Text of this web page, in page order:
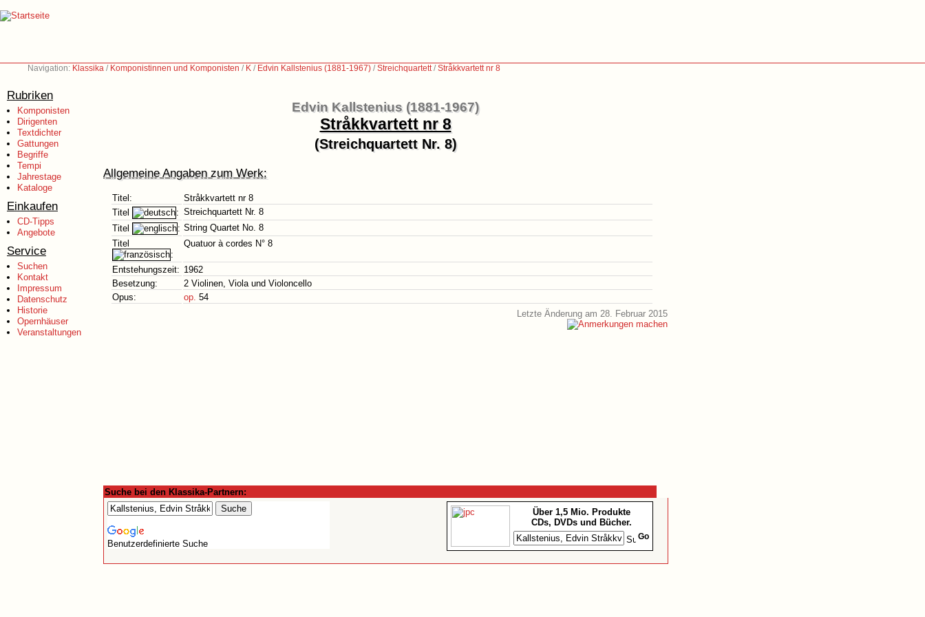
Navigation: Klassika / Komponistinnen und Komponisten / K / Edvin Kallstenius (1881-1967) /Streichquartett/Stråkkvartett nr 8
Rubriken
Komponisten
Dirigenten
Textdichter
Gattungen
Begriffe
Tempi
Jahrestage
Kataloge
Einkaufen
CD-Tipps
Angebote
Service
Suchen
Kontakt
Impressum
Datenschutz
Historie
Opernhäuser
Veranstaltungen
Edvin Kallstenius (1881-1967)
Stråkkvartett nr 8
(Streichquartett Nr. 8)
Allgemeine Angaben zum Werk:
Titel:
Stråkkvartett nr 8
Titel
: Streichquartett Nr. 8
Titel
: String Quartet No. 8
Titel
:
Quatuor à cordes N° 8
Entstehungszeit: 1962
Besetzung:
2 Violinen, Viola und Violoncello
Opus:
op. 54
Letzte Änderung am 28. Februar 2015
Suche bei den Klassika-Partnern:
Benutzerdefinierte Suche
Über 1,5 Mio. Produkte
CDs, DVDs und Bücher.
Go